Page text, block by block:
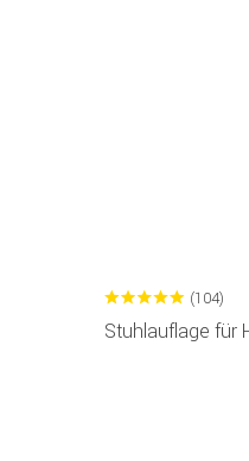
(104)
Stuhlauflage für